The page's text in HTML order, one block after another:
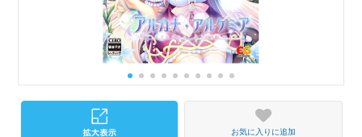
お気に入りに追加